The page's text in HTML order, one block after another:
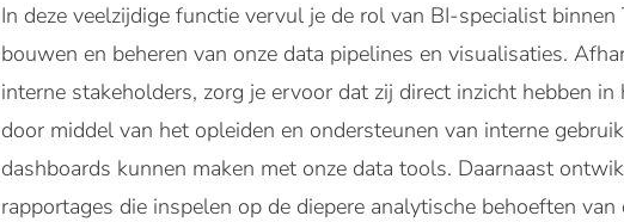
In deze veelzijdige functie vervul je de rol van BI-specialist
bouwen en beheren van onze data pipelines en visualisaties.
interne stakeholders, zorg je ervoor dat zij direct inzicht hebben
door middel van het opleiden en ondersteunen van interne
dashboards kunnen maken met onze data tools. Daarnaast
rapportages die inspelen op de diepere analytische behoeften